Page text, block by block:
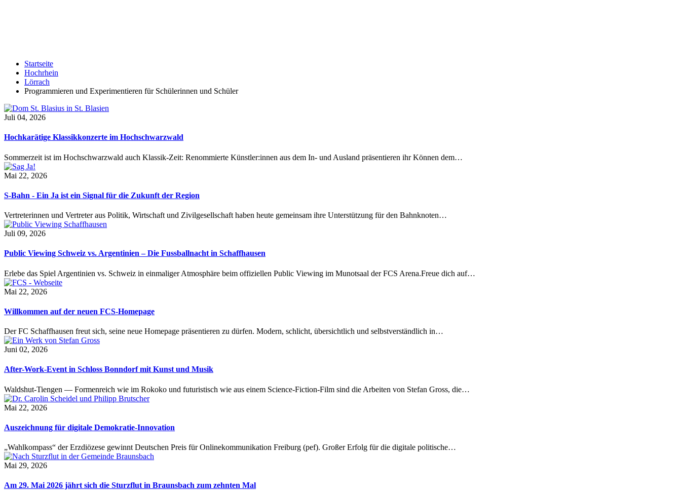
Startseite
Hochrhein
Lörrach
Programmieren und Experimentieren für Schülerinnen und Schüler
Juli 04, 2026
Hochkarätige Klassikkonzerte im Hochschwarzwald
Sommerzeit ist im Hochschwarzwald auch Klassik-Zeit: Renommierte Künstler:innen aus dem In- und Ausland präsentieren ihr Können dem…
Mai 22, 2026
S-Bahn - Ein Ja ist ein Signal für die Zukunft der Region
Vertreterinnen und Vertreter aus Politik, Wirtschaft und Zivilgesellschaft haben heute gemeinsam ihre Unterstützung für den Bahnknoten…
Juli 09, 2026
Public Viewing Schweiz vs. Argentinien – Die Fussballnacht in Schaffhausen
Erlebe das Spiel Argentinien vs. Schweiz in einmaliger Atmosphäre beim offiziellen Public Viewing im Munotsaal der FCS Arena.Freue dich auf…
Mai 22, 2026
Willkommen auf der neuen FCS-Homepage
Der FC Schaffhausen freut sich, seine neue Homepage präsentieren zu dürfen. Modern, schlicht, übersichtlich und selbstverständlich in…
Juni 02, 2026
After-Work-Event in Schloss Bonndorf mit Kunst und Musik
Waldshut-Tiengen — Formenreich wie im Rokoko und futuristisch wie aus einem Science-Fiction-Film sind die Arbeiten von Stefan Gross, die…
Mai 22, 2026
Auszeichnung für digitale Demokratie-Innovation
„Wahlkompass“ der Erzdiözese gewinnt Deutschen Preis für Onlinekommunikation Freiburg (pef). Großer Erfolg für die digitale politische…
Mai 29, 2026
Am 29. Mai 2026 jährt sich die Sturzflut in Braunsbach zum zehnten Mal